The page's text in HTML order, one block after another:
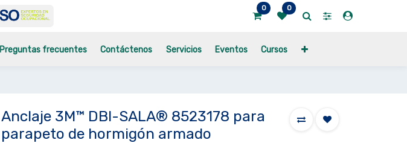
0 0
Preguntas frecuentes Contáctenos Servicios Eventos Cursos
Anclaje 3M™ DBI-SALA® 8523178 para
parapeto de hormigón armado